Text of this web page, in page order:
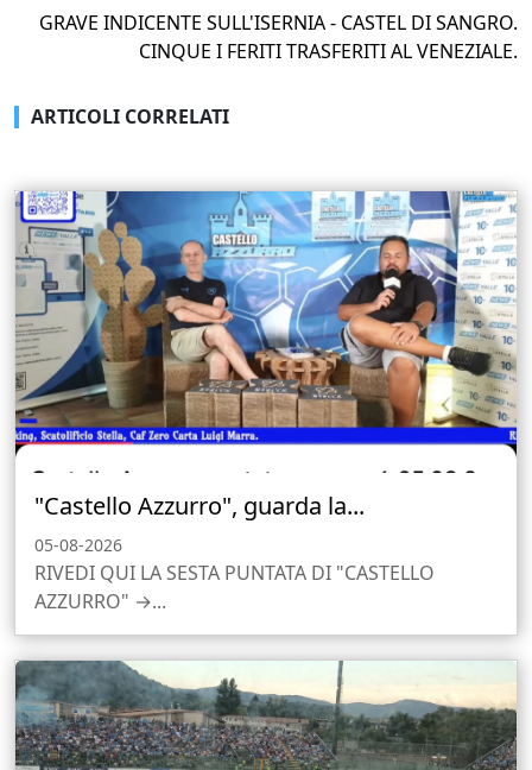
GRAVE INDICENTE SULL'ISERNIA - CASTEL DI SANGRO.
CINQUE I FERITI TRASFERITI AL VENEZIALE.
ARTICOLI CORRELATI
"Castello Azzurro", guarda la...
05-08-2026
RIVEDI QUI LA SESTA PUNTATA DI "CASTELLO
AZZURRO" →...